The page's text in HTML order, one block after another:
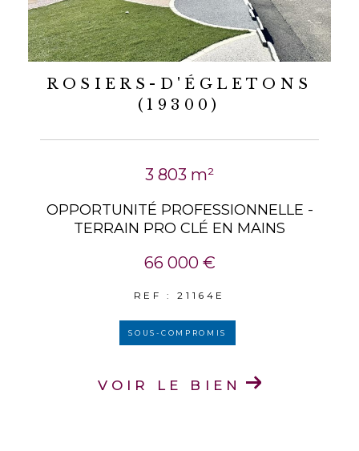
ROSIERS-D'ÉGLETONS
(19300)
3 803 m²
OPPORTUNITÉ PROFESSIONNELLE -
TERRAIN PRO CLÉ EN MAINS
66 000 €
REF : 21164E
SOUS-COMPROMIS
VOIR LE BIEN